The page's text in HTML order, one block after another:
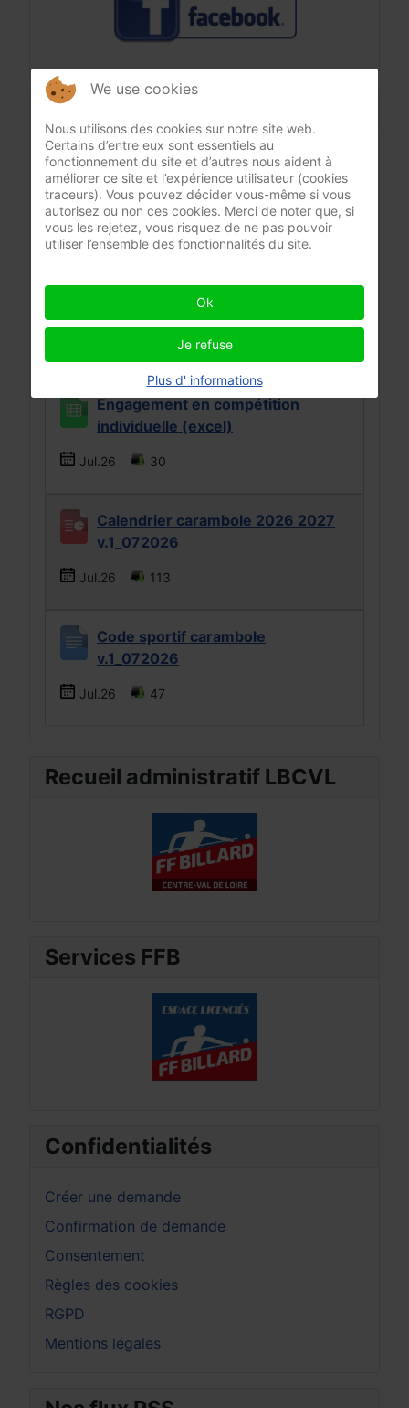
Derniers documents
Code sportif carambole FFB_Les
réformes 2026-2027
Jul.26 8
Engagement en compétition
individuelle (pdf)
Engagement en compétition
individuelle (excel)
Jul.26 30
Calendrier carambole 2026 2027
v.1_072026
Jul.26 113
Code sportif carambole
v.1_072026
Jul.26 47
Recueil administratif LBCVL
Services FFB
Confidentialités
Créer une demande
Confirmation de demande
Consentement
Règles des cookies
RGPD
Mentions légales
We use cookies
Nous utilisons des cookies sur notre site web.
Certains d’entre eux sont essentiels au
fonctionnement du site et d’autres nous aident à
améliorer ce site et l’expérience utilisateur (cookies
traceurs). Vous pouvez décider vous-même si vous
autorisez ou non ces cookies. Merci de noter que, si
vous les rejetez, vous risquez de ne pas pouvoir
utiliser l’ensemble des fonctionnalités du site.
Ok
Je refuse
Plus d' informations